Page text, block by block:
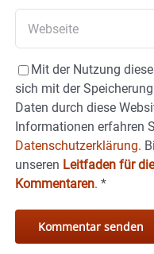
Mit der Nutzung
sich mit der
Daten durch diese
Informationen erfahren
Datenschutzerklärung.
unseren Leitfaden für
Kommentaren. *